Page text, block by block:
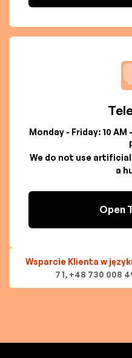
Monday - Friday: 10 AM
We do not use
a
Open
Wsparcie Klienta w
71, +48 730 008